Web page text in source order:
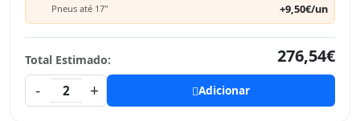
Pneus até 17" +9,50€/un
Total Estimado:
276,54€
-
2 + Adicionar